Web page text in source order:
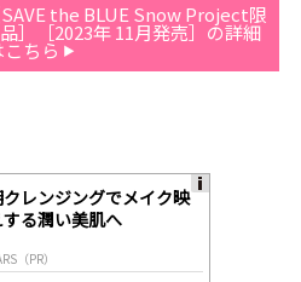
the BLUE Snow Project限
］［2023年 11月発売］の詳細
こちら
レンジングでメイク映
する潤い美肌へ
（PR）